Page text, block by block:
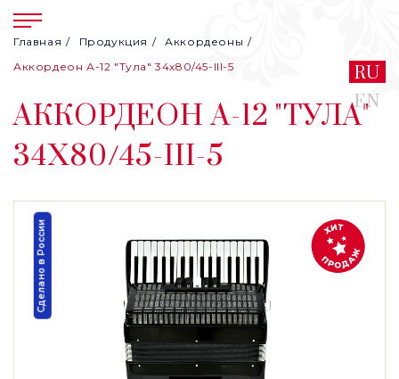
RU
EN
Главная Продукция
Аккордеоны
Аккордеон А-12 "Тула" 34х80/45-III-5
АККОРДЕОН А-12 "ТУЛА"
34Х80/45-III-5
Сделано в России